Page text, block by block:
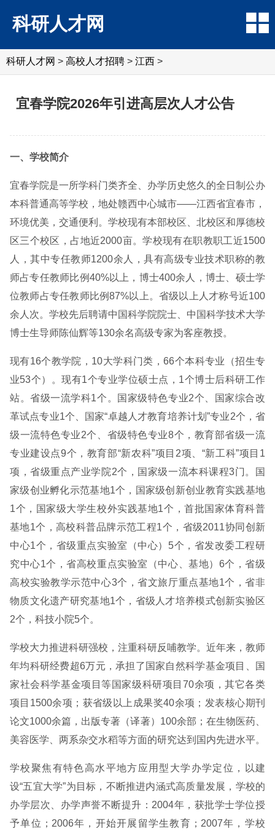
科研人才网
科研人才网 > 高校人才招聘 > 江西 >
宜春学院2026年引进高层次人才公告
一、学校简介
宜春学院是一所学科门类齐全、办学历史悠久的全日制公办
本科普通高等学校，地处赣西中心城市——江西省宜春市，
环境优美，交通便利。学校现有本部校区、北校区和厚德校
区三个校区，占地近2000亩。学校现有在职教职工近1500
人，其中专任教师1200余人，具有高级专业技术职称的教
师占专任教师比例40%以上，博士400余人，博士、硕士学
位教师占专任教师比例87%以上。省级以上人才称号近100
余人次。学校先后聘请中国科学院院士、中国科学技术大学
博士生导师陈仙辉等130余名高级专家为客座教授。
现有16个教学院，10大学科门类，66个本科专业（招生专
业53个）。现有1个专业学位硕士点，1个博士后科研工作
站。省级一流学科1个。国家级特色专业2个、国家综合改
革试点专业1个、国家“卓越人才教育培养计划”专业2个，省
级一流特色专业2个、省级特色专业8个，教育部省级一流
专业建设点9个，教育部“新农科”项目2项、“新工科”项目1
项，省级重点产业学院2个，国家级一流本科课程3门。国
家级创业孵化示范基地1个，国家级创新创业教育实践基地
1个，国家级大学生校外实践基地1个，首批国家体育科普
基地1个，高校科普品牌示范工程1个，省级2011协同创新
中心1个，省级重点实验室（中心）5个，省发改委工程研
究中心1个，省高校重点实验室（中心、基地）6个，省级
高校实验教学示范中心3个，省文旅厅重点基地1个，省非
物质文化遗产研究基地1个，省级人才培养模式创新实验区
2个，科技小院5个。
学校大力推进科研强校，注重科研反哺教学。近年来，教师
年均科研经费超6万元，承担了国家自然科学基金项目、国
家社会科学基金项目等国家级科研项目70余项，其它各类
项目1500余项；获省级以上成果奖40余项；发表核心期刊
论文1000余篇，出版专著（译著）100余部；在生物医药、
美容医学、两系杂交水稻等方面的研究达到国内先进水平。
学校聚焦有特色高水平地方应用型大学办学定位，以建
设“五宜大学”为目标，不断推进内涵式高质量发展，学校的
办学层次、办学声誉不断提升：2004年，获批学士学位授
予单位；2006年，开始开展留学生教育；2007年，学校